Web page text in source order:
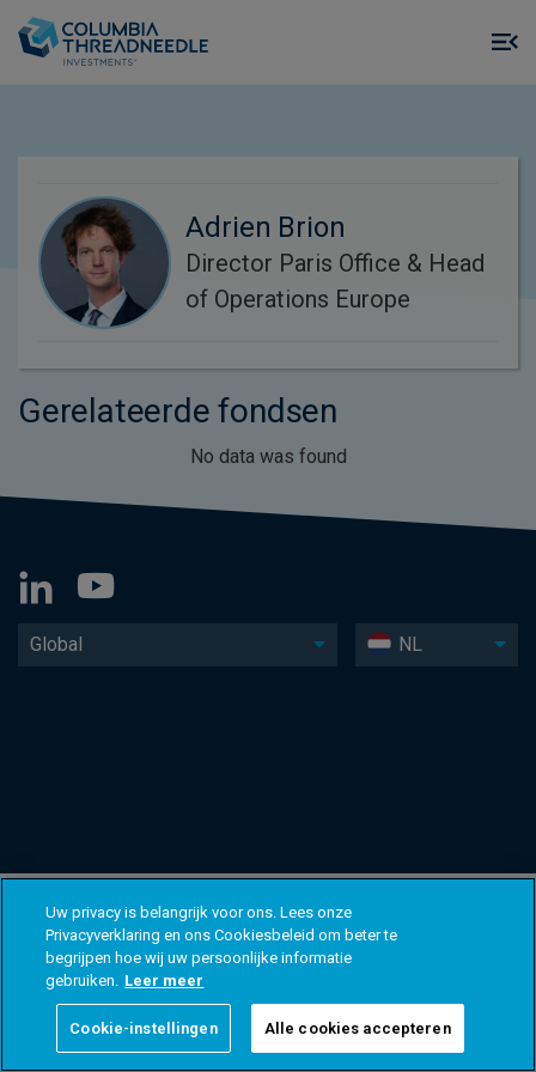
Adrien Brion
Director Paris Office & Head
of Operations Europe
Gerelateerde fondsen
No data was found
Global NL
Uw privacy is belangrijk voor ons. Lees onze
Privacyverklaring en ons Cookiesbeleid om beter te
begrijpen hoe wij uw persoonlijke informatie
gebruiken. Leer meer
Cookie-instellingen Alle cookies accepteren